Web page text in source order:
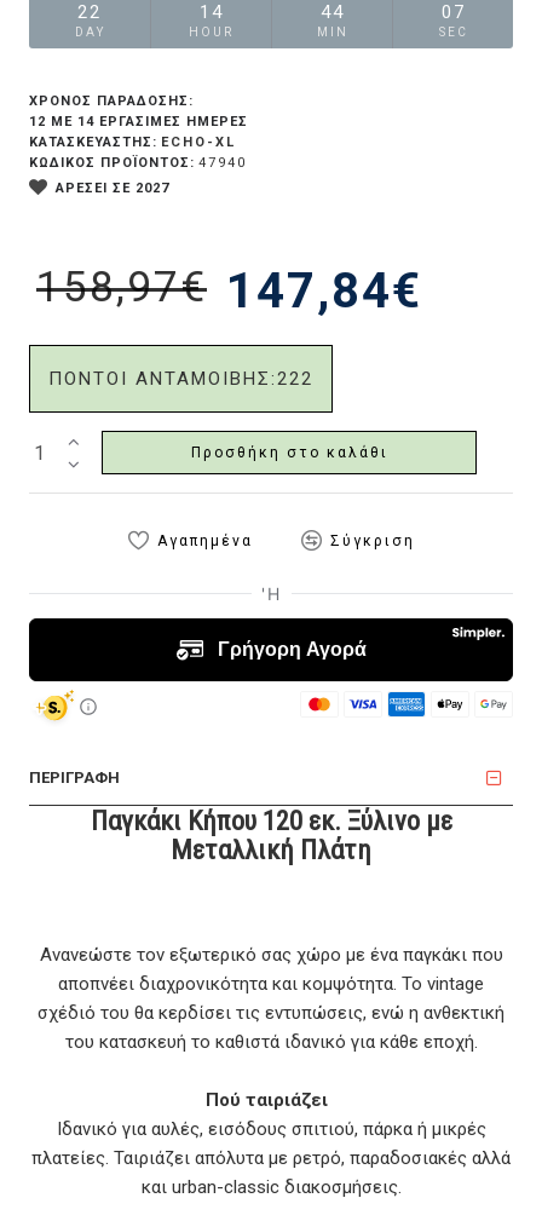
22
DAY
14
HOUR
44
MIN
07
SEC
147,84€
158,97€
ΠΟΝΤΟΙ ΑΝΤΑΜΟΙΒΗΣ:222
ΧΡΟΝΟΣ ΠΑΡΑΔΟΣΗΣ:
12 ΜΕ 14 ΕΡΓΆΣΙΜΕΣ ΗΜΈΡΕΣ
ΚΑΤΑΣΚΕΥΑΣΤΗΣ: ECHO-XL
ΚΩΔΙΚΟΣ ΠΡΟΪΟΝΤΟΣ: 47940
ΑΡΕΣΕΙ ΣΕ 2027
Προσθήκη στο καλάθι
Αγαπημένα Σύγκριση
ΠΕΡΙΓΡΑΦΗ
Παγκάκι Κήπου 120 εκ. Ξύλινο με
Μεταλλική Πλάτη
Ανανεώστε τον εξωτερικό σας χώρο με ένα παγκάκι που
αποπνέει διαχρονικότητα και κομψότητα. Το vintage
σχέδιό του θα κερδίσει τις εντυπώσεις, ενώ η ανθεκτική
του κατασκευή το καθιστά ιδανικό για κάθε εποχή.
Πού ταιριάζει
Ιδανικό για αυλές, εισόδους σπιτιού, πάρκα ή μικρές
πλατείες. Ταιριάζει απόλυτα με ρετρό, παραδοσιακές αλλά
και urban-classic διακοσμήσεις.